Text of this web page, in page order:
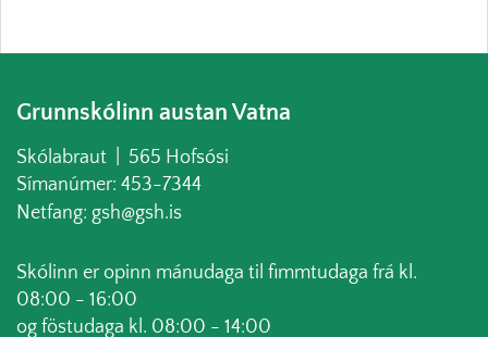
Grunnskólinn austan Vatna
Skólabraut | 565 Hofsósi
Símanúmer: 453-7344
Netfang: gsh@gsh.is
Skólinn er opinn mánudaga til fimmtudaga frá kl.
08:00 - 16:00
og föstudaga kl. 08:00 - 14:00